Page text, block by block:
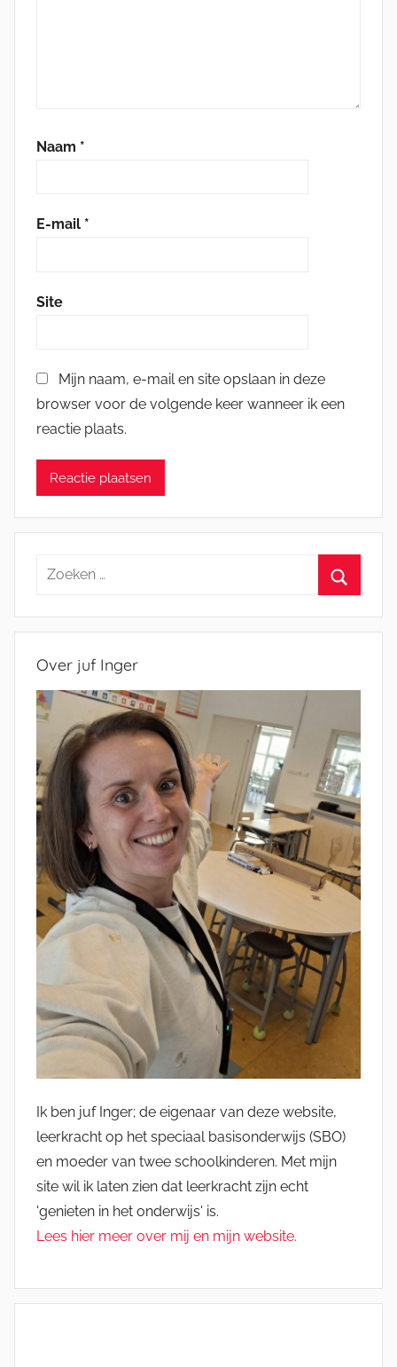
Naam *
E-mail *
Site
Mijn naam, e-mail en site opslaan in deze
browser voor de volgende keer wanneer ik een
reactie plaats.
Zoeken
Over juf Inger
Ik ben juf Inger; de eigenaar van deze website,
leerkracht op het speciaal basisonderwijs (SBO)
en moeder van twee schoolkinderen. Met mijn
site wil ik laten zien dat leerkracht zijn echt
'genieten in het onderwijs' is.
Lees hier meer over mij en mijn website.